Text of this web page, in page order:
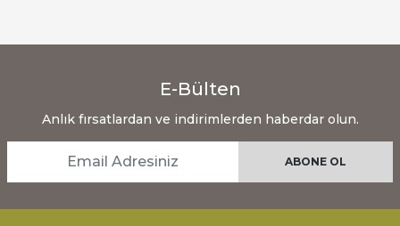
E-Bülten
Anlık fırsatlardan ve indirimlerden haberdar olun.